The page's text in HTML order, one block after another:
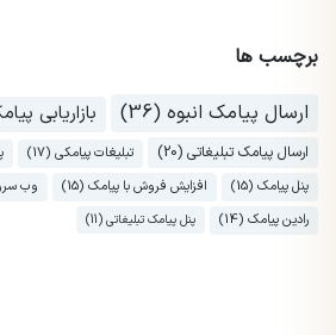
برچسب ها
ارسال پیامک انبوه (36)
بازاریابی
ارسال پیامک تبلیغاتی (20) تبلیغات پیامکی (17)
پنل پیامک (15)
افزایش فروش با پیامک (15)
وب
رادین پیامک (14)
پنل پیامک تبلیغاتی (11)